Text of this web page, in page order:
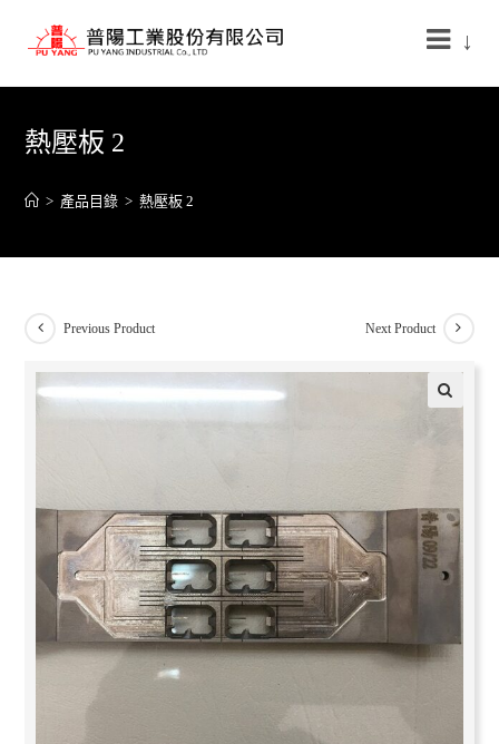
↓
熱壓板 2
> 產品目錄 > 熱壓板 2
Previous Product Next Product